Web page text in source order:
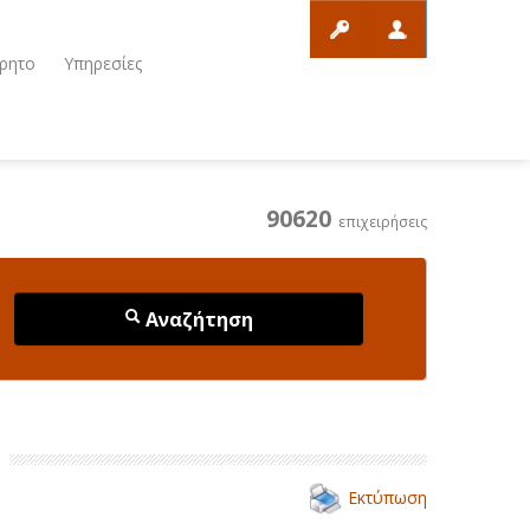
Υπηρεσίες
90620 επιχειρήσεις
Αναζήτηση
Εκτύπωση